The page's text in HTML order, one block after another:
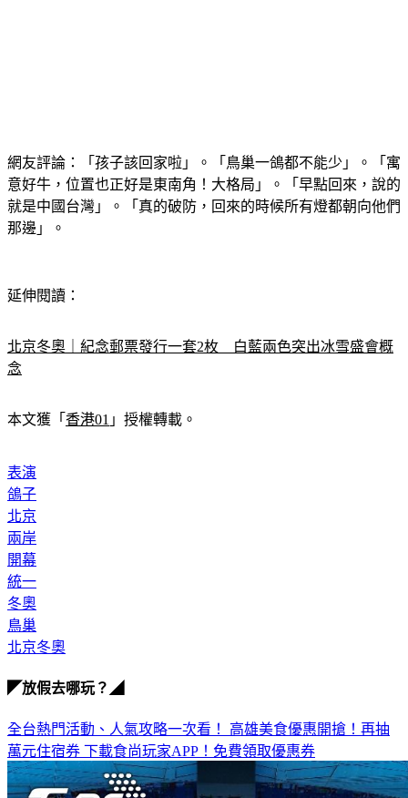
網友評論：「孩子該回家啦」。「鳥巢一鴿都不能少」。「寓
意好牛，位置也正好是東南角！大格局」。「早點回來，說的
就是中國台灣」。「真的破防，回來的時候所有燈都朝向他們
那邊」。
延伸閱讀：
北京冬奧｜紀念郵票發行一套2枚　白藍兩色突出冰雪盛會概
念
本文獲「 香港01 」授權轉載。
表演
鴿子
北京
兩岸
開幕
統一
冬奧
鳥巢
北京冬奧
◤放假去哪玩？◢
全台熱門活動、人氣攻略一次看！ 高雄美食優惠開搶！再抽
萬元住宿券 下載食尚玩家APP！免費領取優惠券